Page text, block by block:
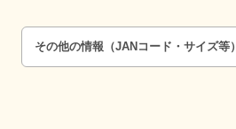
その他の情報（JANコード・サイズ等）